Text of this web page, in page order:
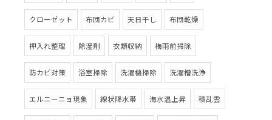
クローゼット 布団カビ 天日干し 布団乾燥
押入れ整理 除湿剤 衣類収納 梅雨前掃除
防カビ対策 浴室掃除 洗濯機掃除 洗濯槽洗浄
エルニーニョ現象 線状降水帯 海水温上昇 積乱雲